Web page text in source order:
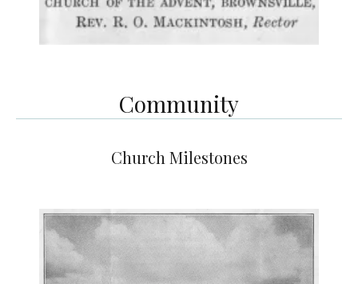
Community
Church Milestones